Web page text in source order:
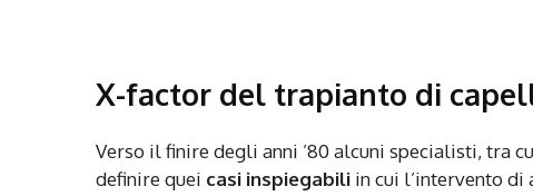
X-factor del trapianto di
Verso il finire degli anni ’80 alcuni specialisti, tra
definire quei casi inspiegabili in cui l’intervento